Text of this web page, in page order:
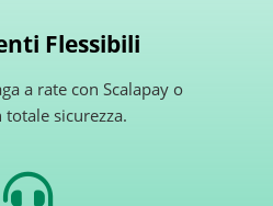
Flessibili
a rate con Scalapay o
totale sicurezza.